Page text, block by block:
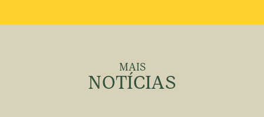
MAIS
NOTÍCIAS